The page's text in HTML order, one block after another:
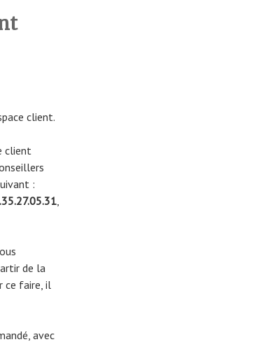
client.
client
:
,
de la
ce faire, il
avec